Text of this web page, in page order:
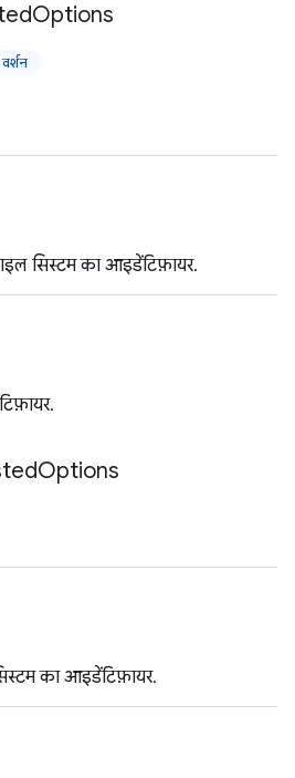
Options
सिस्टम का आइडेंटिफ़ायर.
Options
का आइडेंटिफ़ायर.